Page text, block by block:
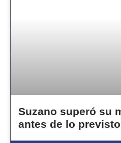
Suzano superó su
antes de lo previsto